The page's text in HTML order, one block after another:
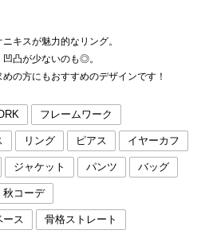
キスが魅力的なリング。
凸が少ないのも◎。
の方にもおすすめのデザインです！
フレームワーク
リング ピアス イヤーカフ
ジャケット パンツ バッグ
秋コーデ
ース 骨格ストレート